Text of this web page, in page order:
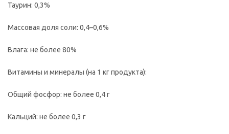
Таурин: 0,3%
Массовая доля соли: 0,4–0,6%
Влага: не более 80%
Витамины и минералы (на 1 кг продукта):
Общий фосфор: не более 0,4 г
Кальций: не более 0,3 г